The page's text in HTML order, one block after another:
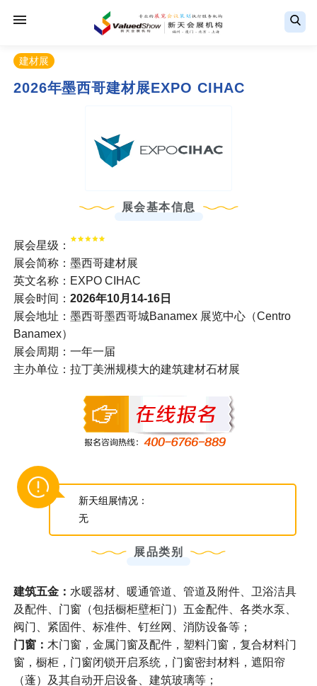
建材展
2026年墨西哥建材展EXPO CIHAC
展会基本信息
展会星级：
展会简称：墨西哥建材展
英文名称：EXPO CIHAC
展会时间： 2026年10月14-16日
展会地址：墨西哥墨西哥城Banamex 展览中心（Centro
Banamex）
展会周期：一年一届
主办单位：拉丁美洲规模大的建筑建材石材展
新天组展情况：
无
展品类别
建筑五金： 水暖器材、暖通管道、管道及附件、卫浴洁具
及配件、门窗（包括橱柜壁柜门）五金配件、各类水泵、
阀门、紧固件、标准件、钉丝网、消防设备等；
门窗： 木门窗，金属门窗及配件，塑料门窗，复合材料门
窗，橱柜，门窗闭锁开启系统，门窗密封材料，遮阳帘
（蓬）及其自动开启设备、建筑玻璃等；